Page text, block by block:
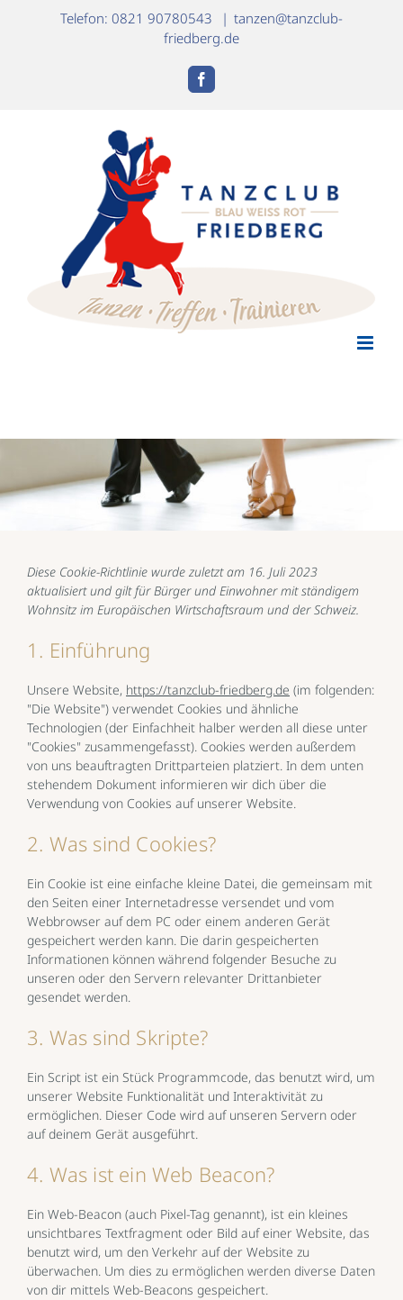
Telefon: 0821 90780543 | tanzen@tanzclub-
friedberg.de
Facebook
Diese Cookie-Richtlinie wurde zuletzt am 16. Juli 2023
aktualisiert und gilt für Bürger und Einwohner mit ständigem
Wohnsitz im Europäischen Wirtschaftsraum und der Schweiz.
1. Einführung
Unsere Website, https://tanzclub-friedberg.de (im folgenden:
"Die Website") verwendet Cookies und ähnliche
Technologien (der Einfachheit halber werden all diese unter
"Cookies" zusammengefasst). Cookies werden außerdem
von uns beauftragten Drittparteien platziert. In dem unten
stehendem Dokument informieren wir dich über die
Verwendung von Cookies auf unserer Website.
2. Was sind Cookies?
Ein Cookie ist eine einfache kleine Datei, die gemeinsam mit
den Seiten einer Internetadresse versendet und vom
Webbrowser auf dem PC oder einem anderen Gerät
gespeichert werden kann. Die darin gespeicherten
Informationen können während folgender Besuche zu
unseren oder den Servern relevanter Drittanbieter
gesendet werden.
3. Was sind Skripte?
Ein Script ist ein Stück Programmcode, das benutzt wird, um
unserer Website Funktionalität und Interaktivität zu
ermöglichen. Dieser Code wird auf unseren Servern oder
auf deinem Gerät ausgeführt.
4. Was ist ein Web Beacon?
Ein Web-Beacon (auch Pixel-Tag genannt), ist ein kleines
unsichtbares Textfragment oder Bild auf einer Website, das
benutzt wird, um den Verkehr auf der Website zu
überwachen. Um dies zu ermöglichen werden diverse Daten
von dir mittels Web-Beacons gespeichert.